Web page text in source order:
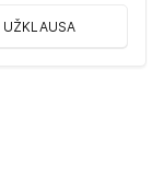
UŽKLAUSA